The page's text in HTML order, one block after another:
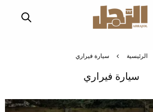
الرئيسية سيارة فيراري
سيارة فيراري